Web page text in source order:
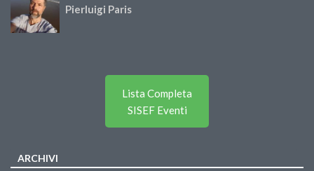
Pierluigi Paris
Lista Completa
SISEF Eventi
ARCHIVI